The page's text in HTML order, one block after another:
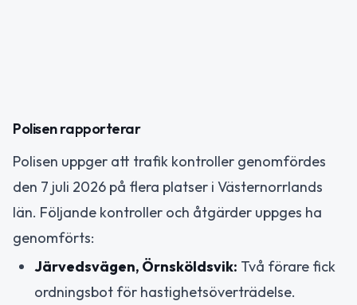
Polisen rapporterar
Polisen uppger att trafik kontroller genomfördes
den 7 juli 2026 på flera platser i Västernorrlands
län. Följande kontroller och åtgärder uppges ha
genomförts:
Järvedsvägen, Örnsköldsvik: Två förare fick
ordningsbot för hastighetsöverträdelse.